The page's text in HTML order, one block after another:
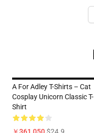
A For Adley T-Shirts – Cat
Cosplay Unicorn Classic T-
Shirt